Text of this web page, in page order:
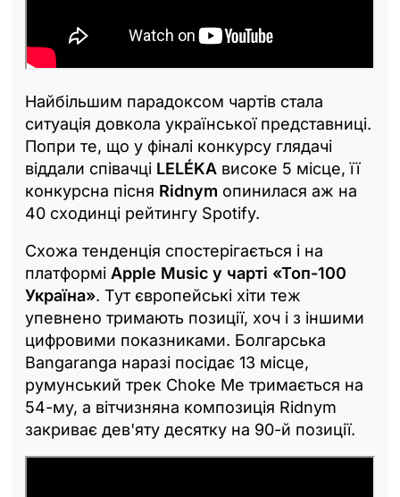
Найбільшим парадоксом чартів стала
ситуація довкола української представниці.
Попри те, що у фіналі конкурсу глядачі
віддали співачці LELÉKA високе 5 місце, її
конкурсна пісня Ridnym опинилася аж на
40 сходинці рейтингу Spotify.
Схожа тенденція спостерігається і на
платформі Apple Music у чарті «Топ-100
Україна». Тут європейські хіти теж
упевнено тримають позиції, хоч і з іншими
цифровими показниками. Болгарська
Bangaranga наразі посідає 13 місце,
румунський трек Choke Me тримається на
54-му, а вітчизняна композиція Ridnym
закриває дев'яту десятку на 90-й позиції.